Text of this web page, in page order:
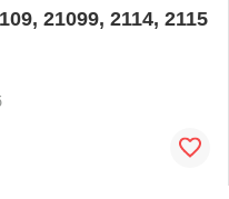
21099, 2114, 2115